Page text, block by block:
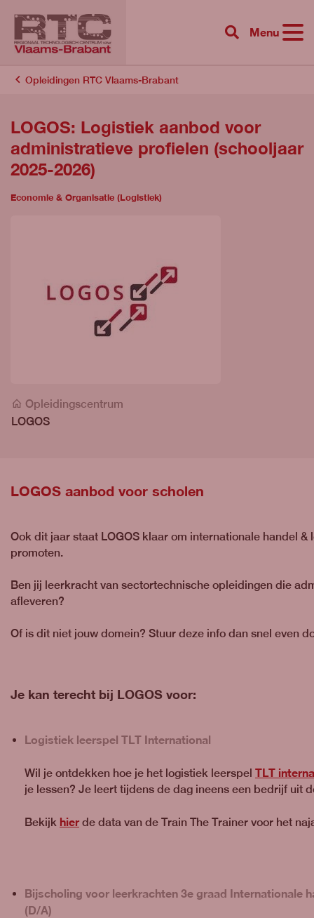
{{ Menu
Opleidingen RTC Vlaams-Brabant
LOGOS: Logistiek aanbod voor
administratieve profielen (schooljaar
2025-2026)
Economie & Organisatie (Logistiek)
Opleidingscentrum
LOGOS
LOGOS aanbod voor scholen
Ook dit jaar staat LOGOS klaar om internationale handel &
promoten.
Ben jij leerkracht van sectortechnische opleidingen die
afleveren?
Of is dit niet jouw domein? Stuur deze info dan snel even
Je kan terecht bij LOGOS voor:
Logistiek leerspel TLT International
Wil je ontdekken hoe je het logistiek leerspel TLT
je lessen? Je leert tijdens de dag ineens een bedrijf uit
Bekijk hier de data van de Train The Trainer voor het
Bijscholing voor leerkrachten 3e graad Internationale
(D/A)